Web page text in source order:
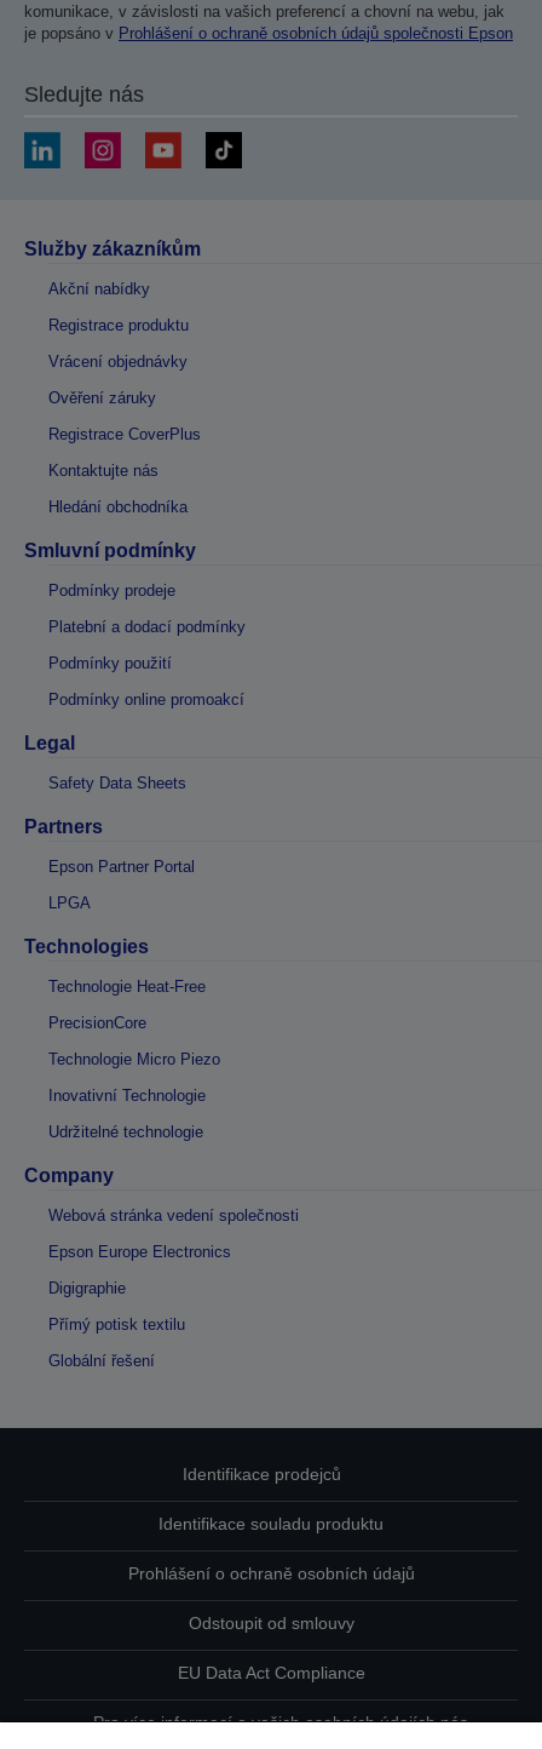
komunikace, v závislosti na vašich preferencí a chovní na webu, jak
je popsáno v Prohlášení o ochraně osobních údajů společnosti Epson
Sledujte nás
Služby zákazníkům
Akční nabídky
Registrace produktu
Vrácení objednávky
Ověření záruky
Registrace CoverPlus
Kontaktujte nás
Hledání obchodníka
Smluvní podmínky
Podmínky prodeje
Platební a dodací podmínky
Podmínky použití
Podmínky online promoakcí
Legal
Safety Data Sheets
Partners
Epson Partner Portal
LPGA
Technologies
Technologie Heat-Free
PrecisionCore
Technologie Micro Piezo
Inovativní Technologie
Udržitelné technologie
Company
Webová stránka vedení společnosti
Epson Europe Electronics
Digigraphie
Přímý potisk textilu
Globální řešení
Identifikace prodejců
Identifikace souladu produktu
Prohlášení o ochraně osobních údajů
Odstoupit od smlouvy
EU Data Act Compliance
Pro více informací o vašich osobních údajích nás